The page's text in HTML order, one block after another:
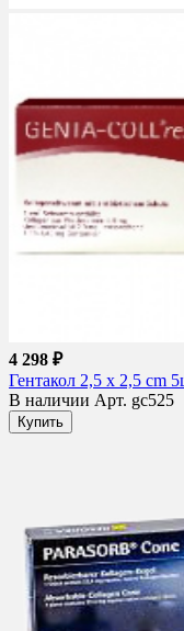
4 298 ₽
Гентакол 2,5 х 2,5 cm
В наличии Арт. gc525
Купить